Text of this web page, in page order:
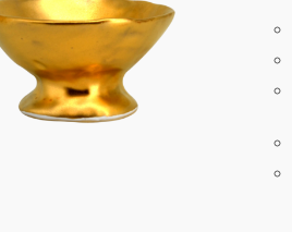
Berlin